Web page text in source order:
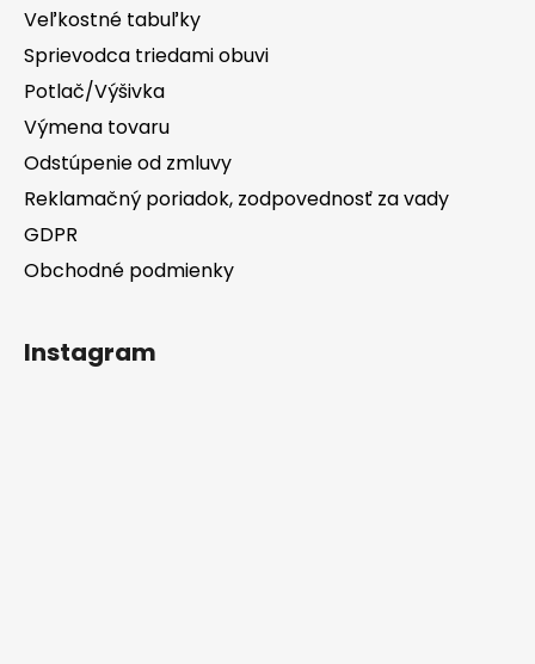
Veľkostné tabuľky
Sprievodca triedami obuvi
Potlač/Výšivka
Výmena tovaru
Odstúpenie od zmluvy
Reklamačný poriadok, zodpovednosť za vady
GDPR
Obchodné podmienky
Instagram